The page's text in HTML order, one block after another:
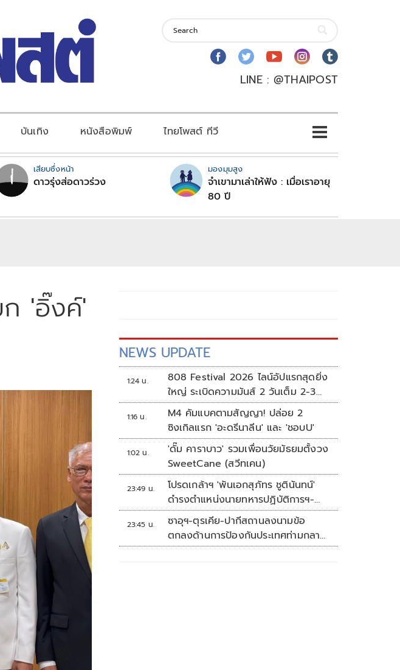
LINE : @THAIPOST
บันเทิง หนังสือพิมพ์ ไทยโพสต์ ทีวี
เสียบซึ่งหน้า
ดาวรุ่งส่อดาวร่วง
มองมุมสูง
จำเขามาเล่าให้ฟัง : เมื่อเราอายุ
80 ปี
ก 'อิ๊งค์'
NEWS UPDATE
1:24 น.
808 Festival 2026 ไลน์อัปแรกสุดยิ่ง
ใหญ่ ระเบิดความมันส์ 2 วันเต็ม 2-3
ต.ค.นี้
1:16 น.
M4 คัมแบคตามสัญญา! ปล่อย 2
ซิงเกิลแรก 'อะดรีนาลีน' และ 'ชอบU'
1:02 น.
'ดั๊ม คาราบาว' รวมเพื่อนวัยมัธยมตั้งวง
SweetCane (สวีทเคน)
23:49 น.
โปรดเกล้าฯ 'พันเอกสุภัทร ชูตินันทน์'
ดำรงตำแหน่งนายทหารปฏิบัติการฯ-
พระราชทานยศ 'พลตรี'
23:45 น.
ซาอุฯ-ตุรเคีย-ปากีสถานลงนามข้อ
ตกลงด้านการป้องกันประเทศท่ามกลาง
สงครามในภูมิภาค